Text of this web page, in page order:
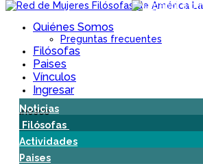
Quiénes Somos
Preguntas frecuentes
Filósofas
Paises
Vínculos
Ingresar
Noticias
Filósofas
Actividades
Paises